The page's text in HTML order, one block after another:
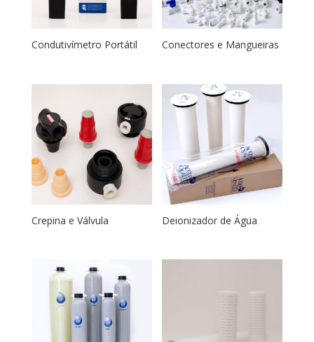
Condutivímetro Portátil Conectores e Mangueiras
Crepina e Válvula Deionizador de Água